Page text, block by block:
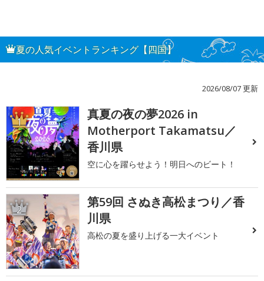
夏の人気イベントランキング【四国】
2026/08/07 更新
1
真夏の夜の夢2026 in
Motherport Takamatsu／
香川県
空に心を躍らせよう！明日へのビート！
2
第59回 さぬき高松まつり／香
川県
高松の夏を盛り上げる一大イベント